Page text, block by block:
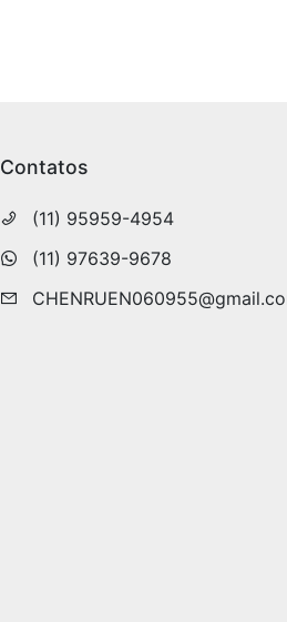
Contatos
(11) 95959-4954
(11) 97639-9678